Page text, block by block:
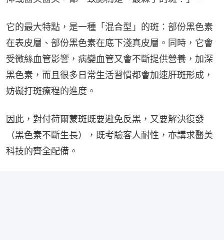
它的最大特點，是一種「混合型」的斑：部份黑色素
在表皮層、部份黑色素在底下淺真皮層。同時，它會
受微絲血管影響，病變血管又會不斷提供營養，加深
黑色素，而且很多日常生活習慣都會加速肝斑形成，
妨礙打斑療程的進度。
因此，對付荷爾蒙斑既要避免反黑，又要解決復發
（黑色素不斷生長），既考驗客人耐性，亦講求醫美
科技的齊全配備。